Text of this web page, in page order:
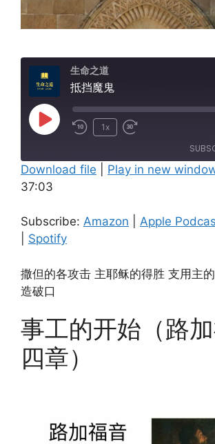
生命之道
抵挡魔鬼
Play
1x
Amazon
RSS FEED
SHARE
LINK
EMBED
Download file Play in new
37:03
Subscribe: Amazon Apple
Spotify
撒但的各攻击 主耶稣的得胜 支用主
造破口
事工的开始（路
四章）